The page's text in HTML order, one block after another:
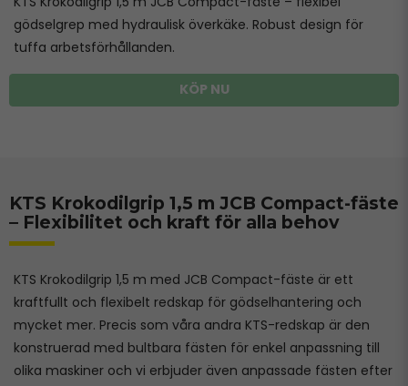
gödselgrep med hydraulisk överkäke. Robust design för
tuffa arbetsförhållanden.
KÖP NU
KTS Krokodilgrip 1,5 m JCB Compact-fäste
– Flexibilitet och kraft för alla behov
KTS Krokodilgrip 1,5 m med JCB Compact-fäste är ett
kraftfullt och flexibelt redskap för gödselhantering och
mycket mer. Precis som våra andra KTS-redskap är den
konstruerad med bultbara fästen för enkel anpassning till
olika maskiner och vi erbjuder även anpassade fästen efter